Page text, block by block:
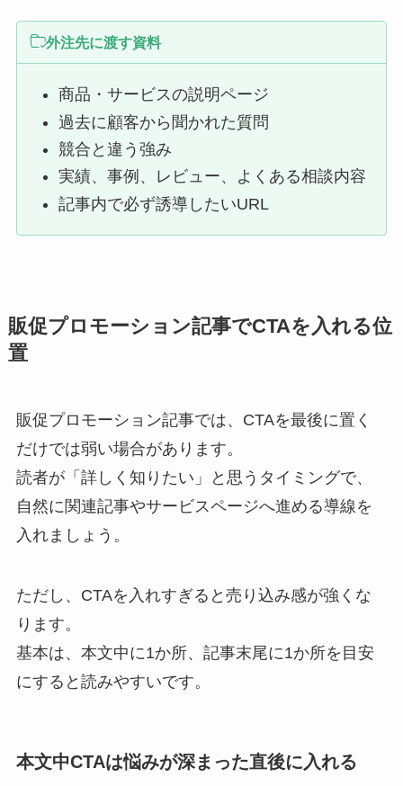
外注先に渡す資料
商品・サービスの説明ページ
過去に顧客から聞かれた質問
競合と違う強み
実績、事例、レビュー、よくある相談内容
記事内で必ず誘導したいURL
販促プロモーション記事でCTAを入れる位
置
販促プロモーション記事では、CTAを最後に置く
だけでは弱い場合があります。
読者が「詳しく知りたい」と思うタイミングで、
自然に関連記事やサービスページへ進める導線を
入れましょう。
ただし、CTAを入れすぎると売り込み感が強くな
ります。
基本は、本文中に1か所、記事末尾に1か所を目安
にすると読みやすいです。
本文中CTAは悩みが深まった直後に入れる